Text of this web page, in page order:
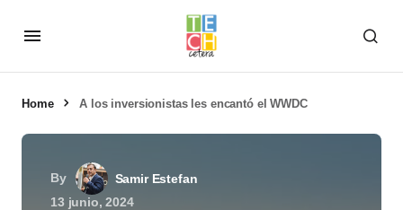
Home A los inversionistas les encantó el WWDC
By
Samir Estefan
13 junio, 2024